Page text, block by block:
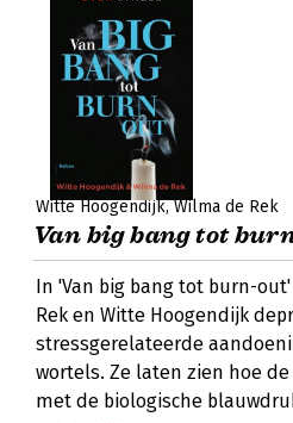
Witte Hoogendijk Wilma de Rek
Van big bang tot
In 'Van big bang tot burn-
Rek en Witte Hoogendijk
stressgerelateerde
wortels. Ze laten zien hoe
met de biologische